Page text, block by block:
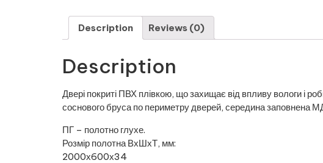
Description Reviews (0)
Description
Двері покриті ПВХ плівкою, що захищає від впливу вологи і
соснового бруса по периметру дверей, середина заповнена
ПГ – полотно глухе.
Розмір полотна ВхШхТ, мм:
2000х600х34